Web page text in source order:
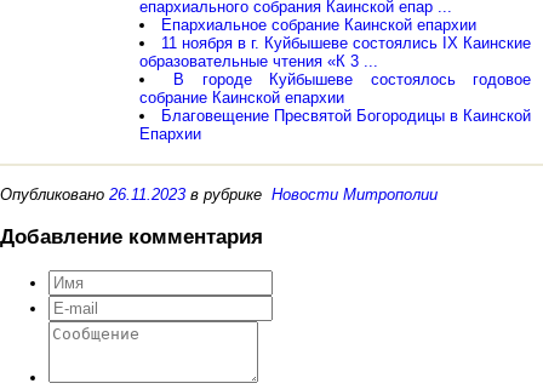
епархиального собрания Каинской епар ...
Епархиальное собрание Каинской епархии
11 ноября в г. Куйбышеве состоялись IX Каинские
образовательные чтения «К 3 ...
В городе Куйбышеве состоялось годовое
собрание Каинской епархии
Благовещение Пресвятой Богородицы в Каинской
Епархии
Опубликовано 26.11.2023 в рубрике Новости Митрополии
Добавление комментария